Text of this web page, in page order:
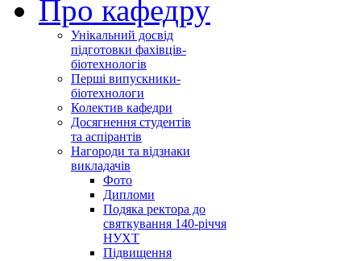
Про кафедру
Унікальний досвід
підготовки фахівців-
біотехнологів
Перші випускники-
біотехнологи
Колектив кафедри
Досягнення студентів
та аспірантів
Нагороди та відзнаки
викладачів
Фото
Дипломи
Подяка ректора до
святкування 140-річчя
НУХТ
Підвищення